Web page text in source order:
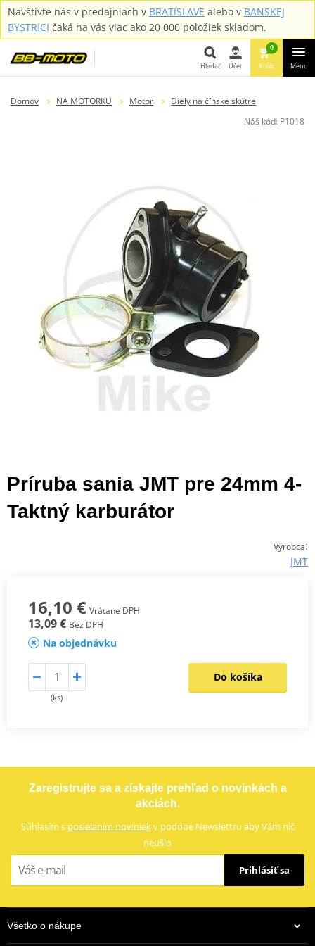
Navštívte nás v predajniach v BRATISLAVE alebo v BANSKEJ
BYSTRICI čaká na vás viac ako 20 000 položiek skladom.
Hľadať Účet
0
Košík Menu
Domov NA MOTORKU Motor
Diely na čínske skútre
Náš kód: P1018
Príruba sania JMT pre 24mm 4-
Taktný karburátor
Výrobca:
JMT
16,10 € Vrátane DPH
13,09 € Bez DPH
Na objednávku
(ks)
Do košíka
Zaregistrujte sa a získajte prehľad o novinkách a
akciách.
Súhlasím s posielaním noviniekv podobe Newslettru aby Vám nič
neušlo
Prihlásiť sa
Všetko o nákupe